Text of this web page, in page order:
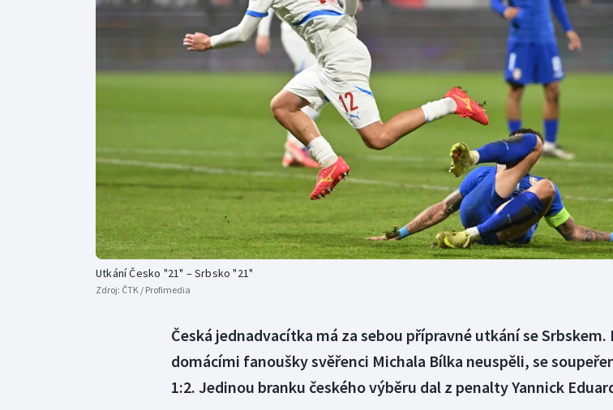
Curling
Dostihy
Florbal
Futsal
Golf
Gymnastika
Moderní pětiboj
Motorsport
Olympijské hry
Parasport
Plavání
Plážový volejbal
Utkání Česko "21" – Srbsko "21"
Zdroj: ČTK / Profimedia
Česká jednadvacítka má za sebou přípravné utkání se Srbskem.
domácími fanoušky svěřenci Michala Bílka neuspěli, se
1:2. Jedinou branku českého výběru dal z penalty Yannick